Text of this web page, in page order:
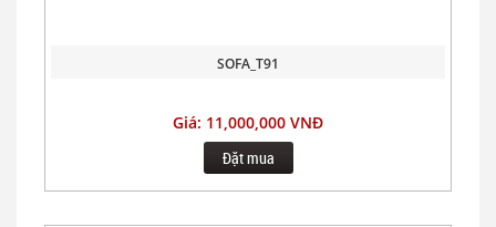
SOFA_T91
Giá: 11,000,000 VNĐ
Đặt mua